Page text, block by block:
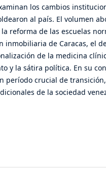
los cambios
al país. El volumen
reforma de las escuelas
inmobiliaria de Caracas, el
de la medicina
y la sátira política. En su
período crucial de
de la sociedad